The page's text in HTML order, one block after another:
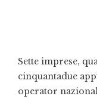
Sette imprese,
cinquantadue
operator